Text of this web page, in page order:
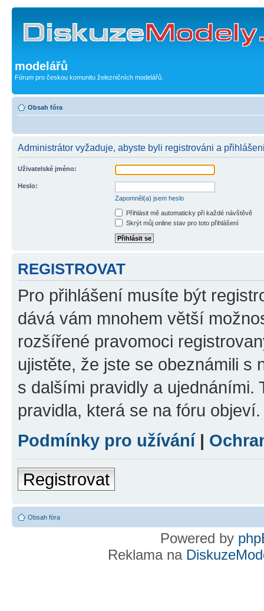
modelářů
Fórum pro českou komunitu železničních modelářů.
Obsah fóra
Administrátor vyžaduje, abyste byli registrováni a
Uživatelské jméno:
Heslo:
Zapomněl(a) jsem heslo
Přihlásit mě automaticky při každé návštěvě
Skrýt můj online stav pro toto přihlášení
REGISTROVAT
Pro přihlášení musíte být
dává vám mnohem větší
rozšířené pravomoci
ujistěte, že jste se obeznámili s
s dalšími pravidly a ujednáními.
pravidla, která se na fóru objeví.
Podmínky pro užívání |
Registrovat
Obsah fóra
Powered by
Reklama na